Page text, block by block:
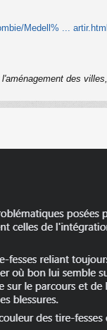
Medell% ... artir.html
des